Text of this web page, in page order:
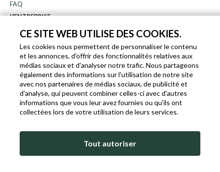
CE SITE WEB UTILISE DES COOKIES.
Les cookies nous permettent de personnaliser le contenu
et les annonces, d'offrir des fonctionnalités relatives aux
médias sociaux et d'analyser notre trafic. Nous partageons
également des informations sur l'utilisation de notre site
avec nos partenaires de médias sociaux, de publicité et
d'analyse, qui peuvent combiner celles-ci avec d'autres
informations que vous leur avez fournies ou qu'ils ont
collectées lors de votre utilisation de leurs services.
Tout autoriser
FAQ
L'ENTREPRISE
À propos de nous
Blog
Affiliation
EN IT FR DE